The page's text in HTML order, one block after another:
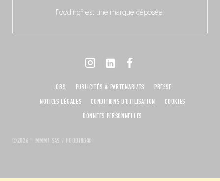
Fooding® est une marque déposée.
©2026 – MMM! SAS / FOODING®
JOBS PUBLICITÉS & PARTENARIATS
PRESSE
NOTICES LÉGALES
CONDITIONS D'UTILISATION
COOKIES
DONNÉES PERSONNELLES